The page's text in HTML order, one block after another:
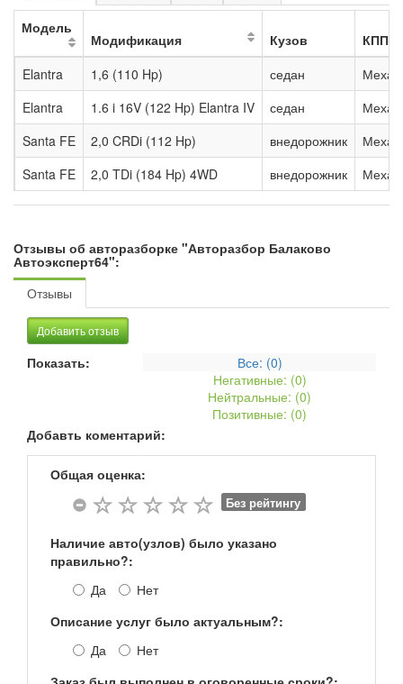
Модель
Модификация Кузов
КПП
Elantra
1,6 (110 Hp) седан
Elantra
1.6 i 16V (122 Hp) Elantra IV седан
Santa FE
2,0 CRDi (112 Hp) внедорожник
Santa FE
2,0 TDi (184 Hp) 4WD внедорожник
Отзывы об авторазборке "Авторазбор Балаково
Автоэксперт64":
Отзывы
Добавить отзыв
Показать: Все: (0)
Негативные: (0)
Нейтральные: (0)
Позитивные: (0)
Добавть коментарий:
Общая оценка:
Без рейтингу
Наличие авто(узлов) было указано
правильно?:
Да
Нет
Описание услуг было актуальным?:
Да
Нет